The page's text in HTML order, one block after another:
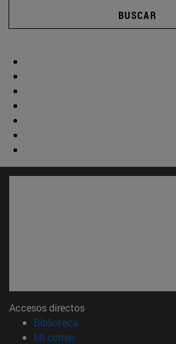
BUSCAR
Accesos directos
Biblioteca
Mi correo(abre en nueva ventana)